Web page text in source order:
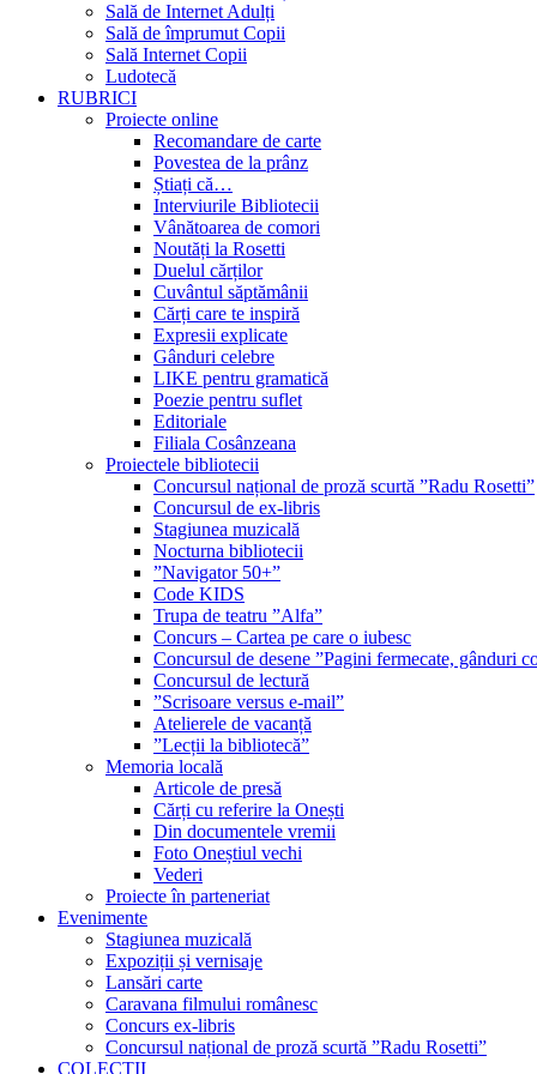
Sală de Internet Adulți
Sală de împrumut Copii
Sală Internet Copii
Ludotecă
RUBRICI
Proiecte online
Recomandare de carte
Povestea de la prânz
Știați că…
Interviurile Bibliotecii
Vânătoarea de comori
Noutăți la Rosetti
Duelul cărților
Cuvântul săptămânii
Cărți care te inspiră
Expresii explicate
Gânduri celebre
LIKE pentru gramatică
Poezie pentru suflet
Editoriale
Filiala Cosânzeana
Proiectele bibliotecii
Concursul național de proză scurtă ”Radu Rosetti”
Concursul de ex-libris
Stagiunea muzicală
Nocturna bibliotecii
”Navigator 50+”
Code KIDS
Trupa de teatru ”Alfa”
Concurs – Cartea pe care o iubesc
Concursul de desene ”Pagini fermecate, gânduri
Concursul de lectură
”Scrisoare versus e-mail”
Atelierele de vacanță
”Lecții la bibliotecă”
Memoria locală
Articole de presă
Cărți cu referire la Onești
Din documentele vremii
Foto Oneștiul vechi
Vederi
Proiecte în parteneriat
Evenimente
Stagiunea muzicală
Expoziții și vernisaje
Lansări carte
Caravana filmului românesc
Concurs ex-libris
Concursul național de proză scurtă ”Radu Rosetti”
COLECŢII